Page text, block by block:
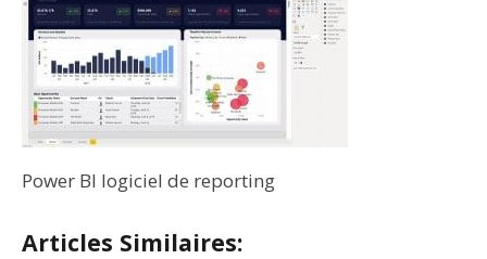
Power BI logiciel de reporting
Articles Similaires: